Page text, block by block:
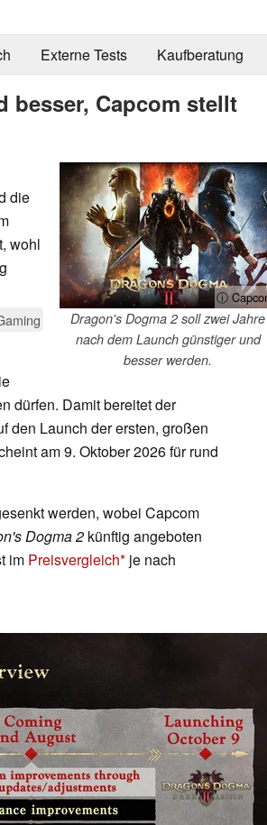
Externe Tests Kaufberatung
besser, Capcom stellt
ⓘ
Dragon's Dogma 2 soll zwei Jahre
nach dem Launch günstiger und
besser werden.
die
wohl
dürfen. Damit bereitet der
den Launch der ersten, großen
am 9. Oktober 2026 für rund
werden, wobei Capcom
Dogma 2 künftig angeboten
im Preisvergleich je nach